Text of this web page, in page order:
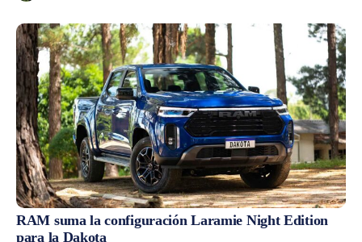
RAM suma la configuración Laramie Night Edition
para la Dakota